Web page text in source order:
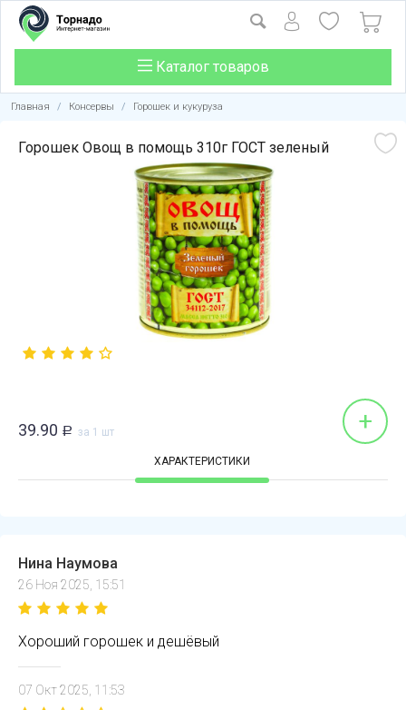
Каталог товаров
Главная / Консервы / Горошек и кукуруза
Горошек Овощ в помощь 310г ГОСТ зеленый
39.90 Р за 1 шт +
ХАРАКТЕРИСТИКИ
Нина Наумова
26 Ноя 2025, 15:51
Хороший горошек и дешёвый
07 Окт 2025, 11:53